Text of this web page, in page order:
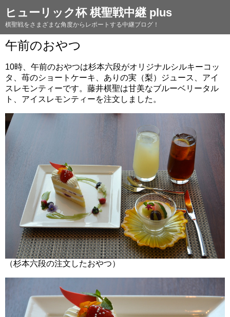
ヒューリック杯 棋聖戦中継 plus
棋聖戦をさまざまな角度からレポートする中継ブログ！
午前のおやつ
10時、午前のおやつは杉本六段がオリジナルシルキーコッ
タ、苺のショートケーキ、ありの実（梨）ジュース、アイ
スレモンティーです。藤井棋聖は甘美なブルーベリータル
ト、アイスレモンティーを注文しました。
（杉本六段の注文したおやつ）